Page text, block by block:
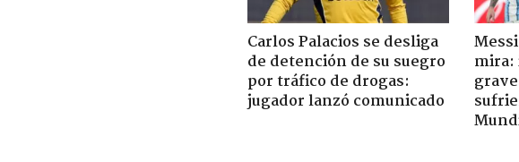
Carlos Palacios se desliga
de detención de su suegro
por tráfico de drogas:
jugador lanzó comunicado